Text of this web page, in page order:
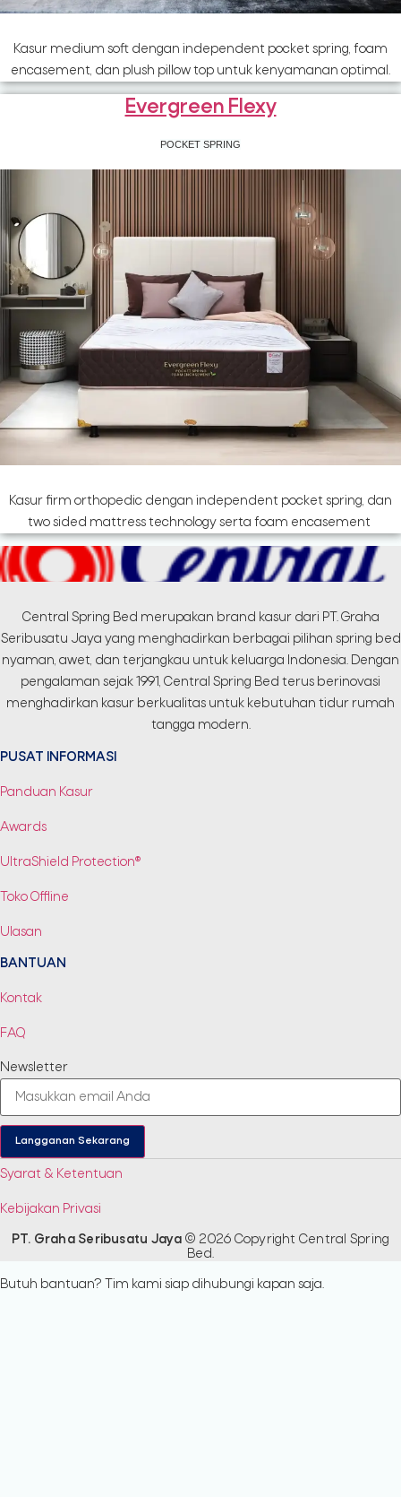
Kasur medium soft dengan independent pocket spring, foam
encasement, dan plush pillow top untuk kenyamanan optimal.
Evergreen Flexy
POCKET SPRING
Kasur firm orthopedic dengan independent pocket spring, dan
two sided mattress technology serta foam encasement
Central Spring Bed merupakan brand kasur dari PT. Graha
Seribusatu Jaya yang menghadirkan berbagai pilihan spring bed
nyaman, awet, dan terjangkau untuk keluarga Indonesia. Dengan
pengalaman sejak 1991, Central Spring Bed terus berinovasi
menghadirkan kasur berkualitas untuk kebutuhan tidur rumah
tangga modern.
PUSAT INFORMASI
Panduan Kasur
Awards
UltraShield Protection®
Toko Offline
Ulasan
BANTUAN
Kontak
FAQ
Newsletter
Langganan Sekarang
Syarat & Ketentuan
Kebijakan Privasi
PT. Graha Seribusatu Jaya © 2026 Copyright Central Spring
Bed.​
Butuh bantuan? Tim kami siap dihubungi kapan saja.